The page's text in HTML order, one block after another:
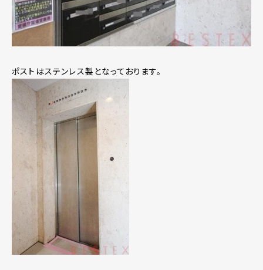
ポストはステンレス製となっております。